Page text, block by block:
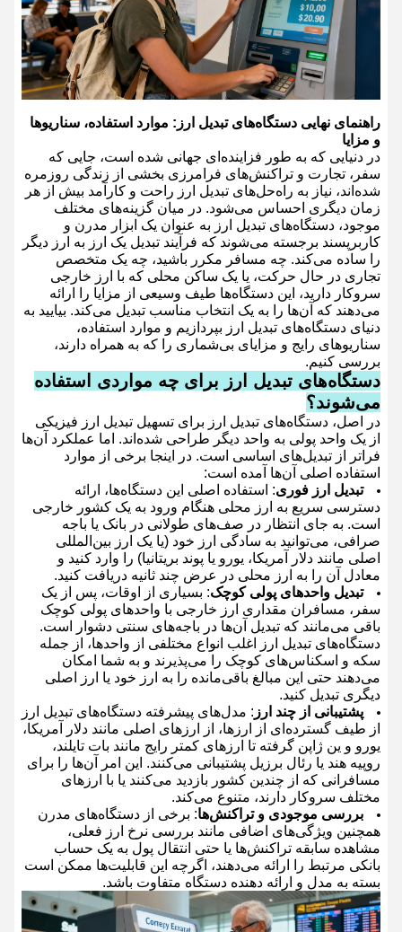
راهنمای نهایی دستگاه‌های تبدیل ارز: موارد استفاده، سناریوها
و مزایا
در دنیایی که به طور فزاینده‌ای جهانی شده است، جایی که
سفر، تجارت و تراکنش‌های فرامرزی بخشی از زندگی روزمره
شده‌اند، نیاز به راه‌حل‌های تبدیل ارز راحت و کارآمد بیش از هر
زمان دیگری احساس می‌شود. در میان گزینه‌های مختلف
موجود، دستگاه‌های تبدیل ارز به عنوان یک ابزار مدرن و
کاربرپسند برجسته می‌شوند که فرآیند تبدیل یک ارز به ارز دیگر
را ساده می‌کند. چه مسافر مکرر باشید، چه یک متخصص
تجاری در حال حرکت، یا یک ساکن محلی که با ارز خارجی
سروکار دارید، این دستگاه‌ها طیف وسیعی از مزایا را ارائه
می‌دهند که آن‌ها را به یک انتخاب مناسب تبدیل می‌کند. بیایید به
دنیای دستگاه‌های تبدیل ارز بپردازیم و موارد استفاده،
سناریوهای رایج و مزایای بی‌شماری را که به همراه دارند،
بررسی کنیم.
دستگاه‌های تبدیل ارز برای چه مواردی استفاده
می‌شوند؟
در اصل، دستگاه‌های تبدیل ارز برای تسهیل تبدیل ارز فیزیکی
از یک واحد پولی به واحد دیگر طراحی شده‌اند. اما عملکرد آن‌ها
فراتر از تبدیل‌های اساسی است. در اینجا برخی از موارد
استفاده اصلی آن‌ها آمده است:
تبدیل ارز فوری: استفاده اصلی این دستگاه‌ها، ارائه
دسترسی سریع به ارز محلی هنگام ورود به یک کشور خارجی
است. به جای انتظار در صف‌های طولانی در بانک یا باجه
صرافی، می‌توانید به سادگی ارز خود (یا یک ارز بین‌المللی
اصلی مانند دلار آمریکا، یورو یا پوند بریتانیا) را وارد کنید و
معادل آن را به ارز محلی در عرض چند ثانیه دریافت کنید.
تبدیل واحدهای پولی کوچک: بسیاری از اوقات، پس از یک
سفر، مسافران مقداری ارز خارجی با واحدهای پولی کوچک
باقی می‌مانند که تبدیل آن‌ها در باجه‌های سنتی دشوار است.
دستگاه‌های تبدیل ارز اغلب انواع مختلفی از واحدها، از جمله
سکه و اسکناس‌های کوچک را می‌پذیرند و به شما امکان
می‌دهند حتی این مبالغ باقی‌مانده را به ارز خود یا ارز اصلی
دیگری تبدیل کنید.
پشتیبانی از چند ارز : مدل‌های پیشرفته دستگاه‌های تبدیل ارز
از طیف گسترده‌ای از ارزها، از ارزهای اصلی مانند دلار آمریکا،
یورو و ین ژاپن گرفته تا ارزهای کمتر رایج مانند بات تایلند،
روپیه هند یا رئال برزیل پشتیبانی می‌کنند. این امر آن‌ها را برای
مسافرانی که از چندین کشور بازدید می‌کنند یا با ارزهای
مختلف سروکار دارند، متنوع می‌کند.
بررسی موجودی و تراکنش‌ها: برخی از دستگاه‌های مدرن
همچنین ویژگی‌های اضافی مانند بررسی نرخ ارز فعلی،
مشاهده سابقه تراکنش‌ها یا حتی انتقال پول به یک حساب
بانکی مرتبط را ارائه می‌دهند، اگرچه این قابلیت‌ها ممکن است
بسته به مدل و ارائه دهنده دستگاه متفاوت باشد.